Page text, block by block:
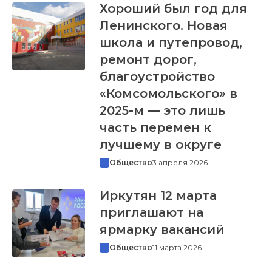
Хороший был год для
Ленинского. Новая
школа и путепровод,
ремонт дорог,
благоустройство
«Комсомольского» в
2025-м — это лишь
часть перемен к
лучшему в округе
Общество3 апреля 2026
Иркутян 12 марта
приглашают на
ярмарку вакансий
Общество11 марта 2026